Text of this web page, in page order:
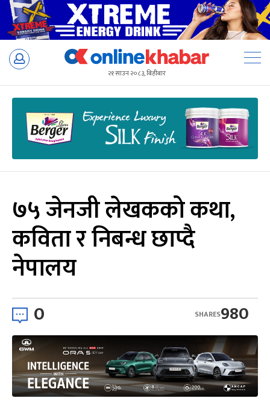
Skip
२१ साउन २०८३, बिहीबार
७५ जेनजी लेखकको कथा,
कविता र निबन्ध छाप्दै
नेपालय
0 980
SHARES